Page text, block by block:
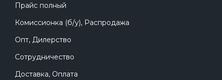
Прайс полный
Комиссионка (б/у), Распродажа
Опт, Дилерство
Сотрудничество
Доставка, Оплата